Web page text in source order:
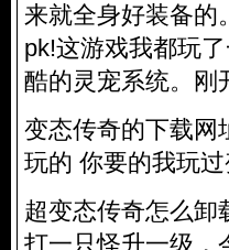
来就全身好装备的
pk!这游戏我都玩
酷的灵宠系统。刚
变态传奇的下载网
玩的 你要的我玩
超变态传奇怎么卸
打一只怪升一级，